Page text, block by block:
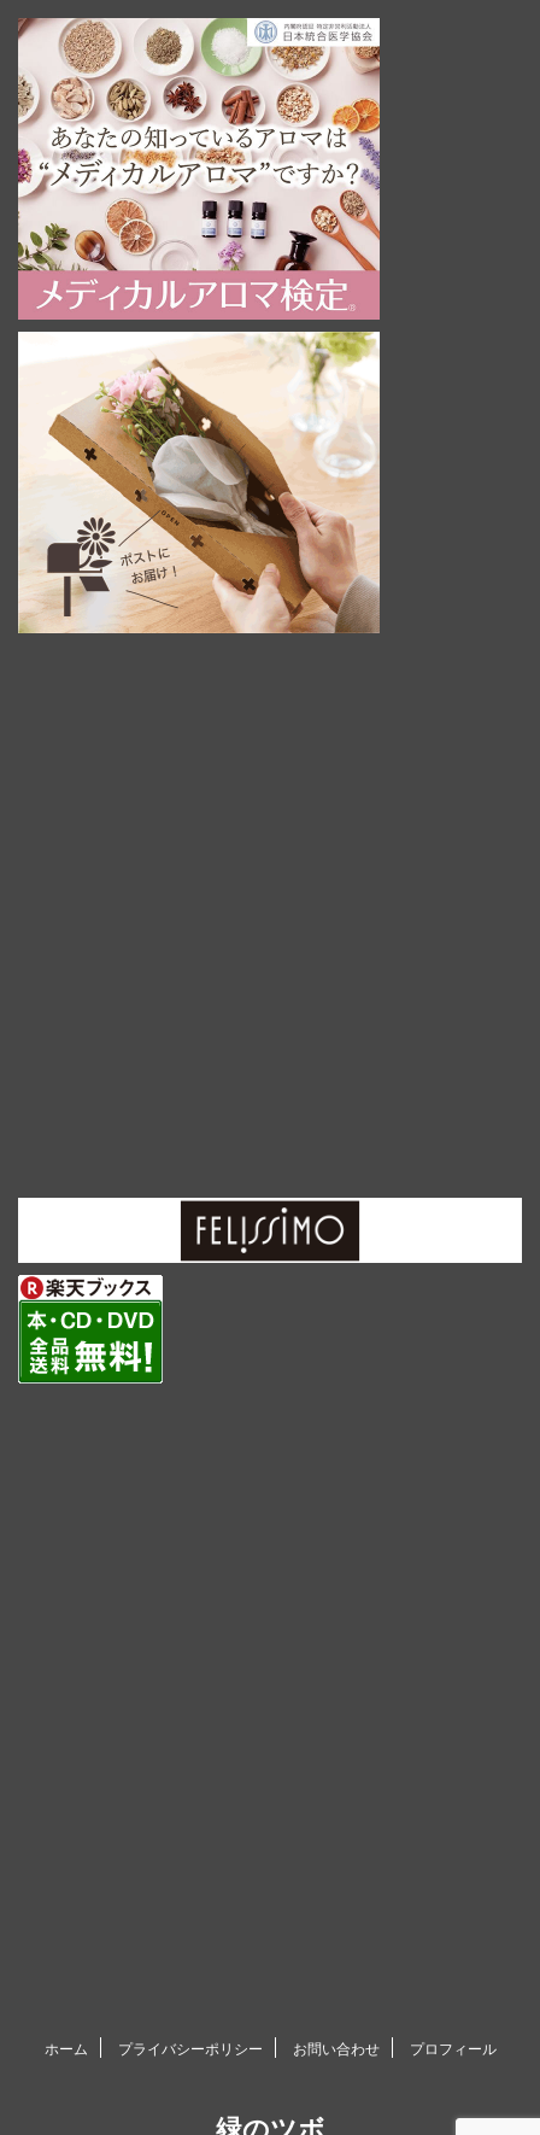
ホーム プライバシーポリシー お問い合わせ プロフィール